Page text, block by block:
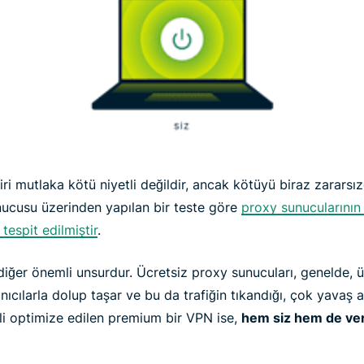
mutlaka kötü niyetli değildir, ancak kötüyü biraz
üzerinden yapılan bir teste göre proxy
tespit edilmiştir.
önemli unsurdur. Ücretsiz proxy sunucuları, genelde,
dolup taşar ve bu da trafiğin tıkandığı, çok
optimize edilen premium bir VPN ise, hem siz hem de